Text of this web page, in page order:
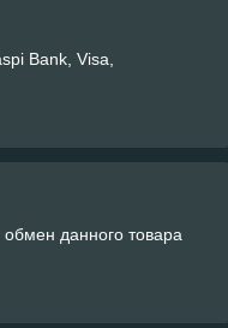
Bank, Visa,
данного товара